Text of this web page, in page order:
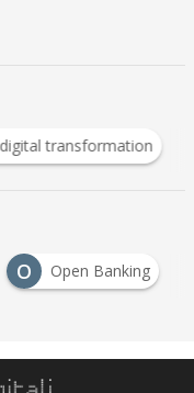
transformation
O Open Banking